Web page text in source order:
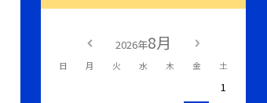
2026年8月
日 月 火 水 木 金 土
1